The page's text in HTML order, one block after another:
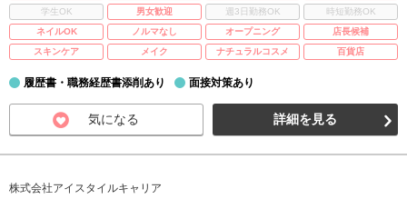
学生OK
男女歓迎 週3日勤務OK
時短勤務OK
ネイルOK
ノルマなし オープニング
店長候補
スキンケア
メイク ナチュラルコスメ 百貨店
履歴書・職務経歴書添削あり 面接対策あり
気になる 詳細を見る
株式会社アイスタイルキャリア